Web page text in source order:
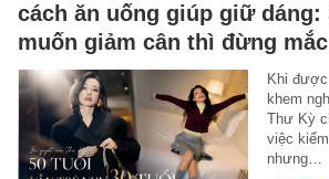
cách ăn uống giúp giữ dáng:
muốn giảm cân thì đừng
Khi
khem
Thư Kỳ
việc
nhưng…